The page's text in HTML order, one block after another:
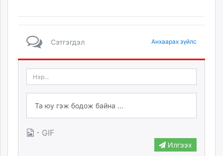
Сэтгэгдэл Анхаарах зүйлс
· GIF
Илгээх